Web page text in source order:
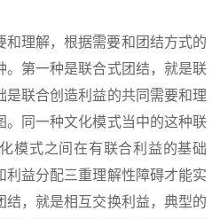
和理解，根据需要和团结方式的
。第一种是联合式团结，就是联
是联合创造利益的共同需要和理
。同一种文化模式当中的这种联
模式之间在有联合利益的基础
利益分配三重理解性障碍才能实
结，就是相互交换利益，典型的